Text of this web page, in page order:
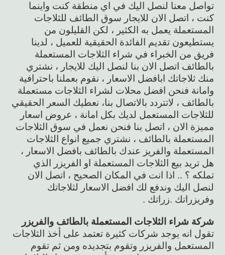
تواصل معنا لنصل اليك في اي منطقة كنت واينما
كنت ، اتصل الان للايجار سوق الطائف للثلاجات
المستعملة يعمل به الكثير ، لكن القليلون من
يستطيعون تقديم الفائدة الحقيقية للعميل ، لدينا
فريق من الخبراء في شراء الثلاجات المستعملة
بالطائف اتصل الان بنا لنصل اليك للايجار ، نشتري
منك ثلاجاتك ابافضل الاسعار ، نقوم بعملنا باحترافية
وامانة فنحن افضل محلات لشراء الثلاجات مستعملة
بالطائف ، لاتتردد بالاتصال بنا، نعطيك السعر الحقيقي
للثلاجات المستعمل لديك بكل امانة ، عروض اسعار
مميزة الان ، اتصل بنا فنحن نعمل في سوق الثلاجات
المستعملة بالطائف ، نشتري جميع انواع الثلاجات
المستعملة والفريز عندك بالطائف بافضل الاسعار ،
هل تريد بيع الثلاجات المستعملة او الفريزر الذي
تملكه ؟ .. اذا انت في المكان الصحيح ، اتصل الان
لنصل اليك وندفع لك افضل الاسعار لثلاجاتك
وفريزراتك .زراتك .
شركة شراء الثلاجات المستعملة بالطائف والفريزر
تقول انه يوجد شركات كثيرة تعتمد على أخذ الثلاجات
المستعمل والفريزر وتقوم بتجديده ومن ثم تقوم